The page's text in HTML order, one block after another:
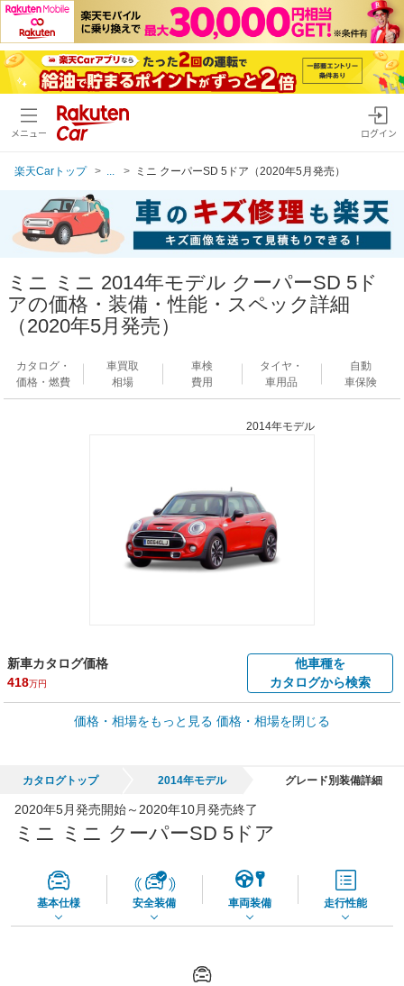
メニュー ログイン
楽天Carトップ ミニ クーパーSD 5ドア（2020年5月発売）
ミニ ミニ 2014年モデル クーパーSD 5ド
アの価格・装備・性能・スペック詳細
（2020年5月発売）
カタログ・
価格・燃費
車買取
相場
車検
費用
タイヤ・
車用品
自動
車保険
2014年モデル
新車カタログ価格
418万円
他車種を
カタログから検索
車買取価格 *
車買取相場
65,050円
価格・相場をもっと見る 価格・相場を閉じる
カタログトップ 2014年モデル グレード別装備詳細
2020年5月発売開始～2020年10月発売終了
ミニ ミニ クーパーSD 5ドア
基本仕様 安全装備 車両装備 走行性能